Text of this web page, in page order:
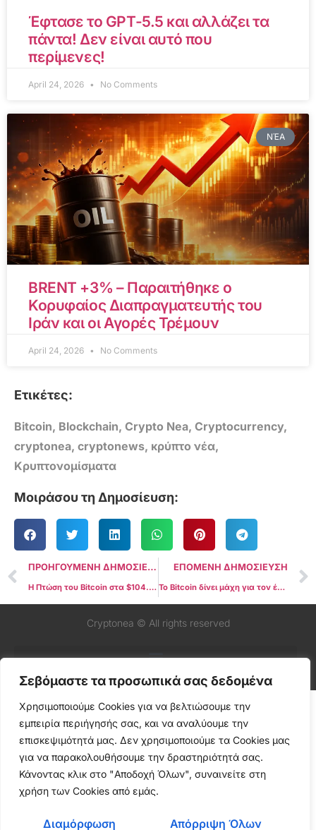
Σεβόμαστε τα προσωπικά σας δεδομένα
Χρησιμοποιούμε Cookies για να βελτιώσουμε την
εμπειρία περιήγησής σας, και να αναλύουμε την
επισκεψιμότητά μας. Δεν χρησιμοποιούμε τα Cookies μας
για να παρακολουθήσουμε την δραστηριότητά σας.
Κάνοντας κλικ στο "Αποδοχή Όλων", συναινείτε στη
χρήση των Cookies από εμάς.
Διαμόρφωση Απόρριψη Όλων
Έφτασε το GPT-5.5 και αλλάζει τα
πάντα! Δεν είναι αυτό που
περίμενες!
April 24, 2026 No Comments
ΝΈΑ
BRENT +3% – Παραιτήθηκε ο
Κορυφαίος Διαπραγματευτής του
Ιράν και οι Αγορές Τρέμουν
April 24, 2026 No Comments
Ετικέτες:
Bitcoin, Blockchain, Crypto Nea, Cryptocurrency,
cryptonea, cryptonews, κρύπτο νέα,
Κρυπτονομίσματα
Μοιράσου τη Δημοσίευση:
ΠΡΟΗΓΟΥΜΕΝΗ ΔΗΜΟΣΙΕΥΣΗ
Η Πτώση του Bitcoin στα $104.000 Ήταν Μια “Επαναφορά” της Αγοράς, Όχι το Τέλος του Κύκλου
ΕΠΟΜΕΝΗ ΔΗΜΟΣΙΕΥΣΗ
Το Bitcoin δίνει μάχη για τον έλεγχο καθώς ο χρυσός καταγράφει απότομη πτώση
Cryptonea © All rights reserved